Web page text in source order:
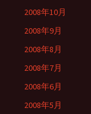
2008年10月
2008年9月
2008年8月
2008年7月
2008年6月
2008年5月